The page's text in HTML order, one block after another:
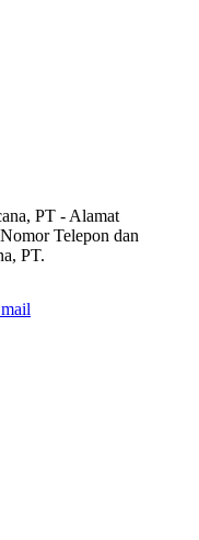
PT - Alamat
Telepon dan
PT.